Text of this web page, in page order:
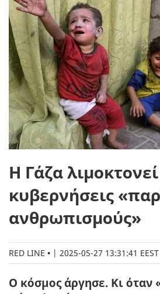
Η Γάζα
κυβερνήσεις
ανθρωπισμούς»
RED LINE | 2025-05-27 13:31:41 EEST
Ο κόσμος άργησε. Κι όταν